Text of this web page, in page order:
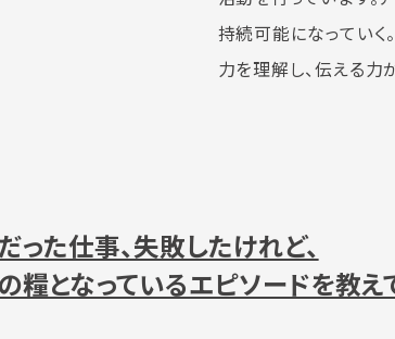
持続可能になっていく
力を理解し、伝える力
った仕事、失敗したけれど、
糧となっているエピソードを教え